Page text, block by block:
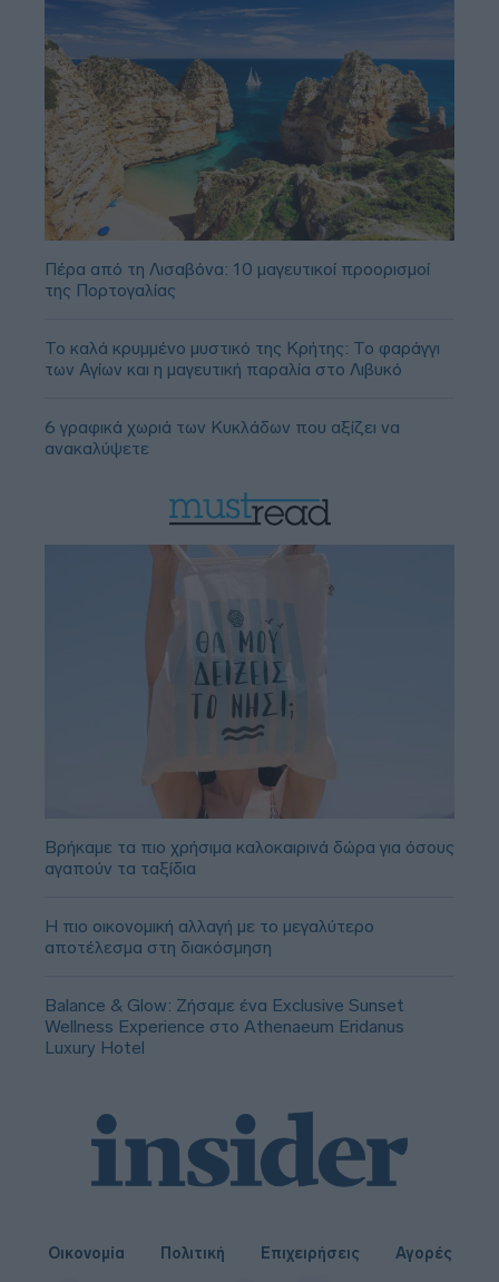
Πέρα από τη Λισαβόνα: 10 μαγευτικοί προορισμοί
της Πορτογαλίας
Το καλά κρυμμένο μυστικό της Κρήτης: Το φαράγγι
των Αγίων και η μαγευτική παραλία στο Λιβυκό
6 γραφικά χωριά των Κυκλάδων που αξίζει να
ανακαλύψετε
Βρήκαμε τα πιο χρήσιμα καλοκαιρινά δώρα για όσους
αγαπούν τα ταξίδια
Η πιο οικονομική αλλαγή με το μεγαλύτερο
αποτέλεσμα στη διακόσμηση
Balance & Glow: Ζήσαμε ένα Exclusive Sunset
Wellness Experience στο Athenaeum Eridanus
Luxury Hotel
Οικονομία Πολιτική Επιχειρήσεις
Αγορές